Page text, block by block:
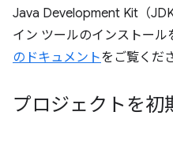
Java Development Kit（
イン ツールのインストール
のドキュメントをご覧くだ
プロジェクトを初